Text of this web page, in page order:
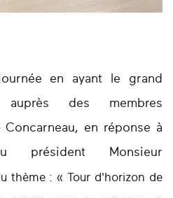
en ayant le grand
auprès des membres
Concarneau, en réponse à
président Monsieur
thème : « Tour d'horizon de